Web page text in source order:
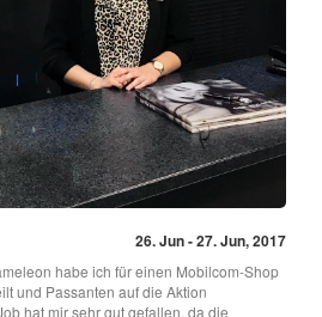
26. Jun - 27. Jun, 2017
habe ich für einen Mobilcom-Shop
und Passanten auf die Aktion
hat mir sehr gut gefallen, da die